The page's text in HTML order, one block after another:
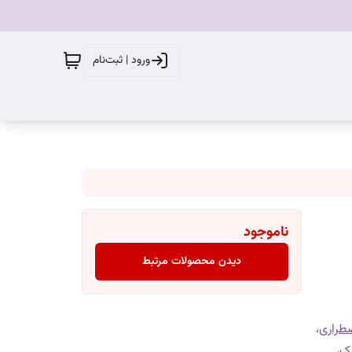
ورود | ثبت‌نام
،
ناموجود
دیدن محصولات مرتبط